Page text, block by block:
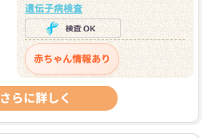
遺伝子病検査
赤ちゃん情報あり
さらに詳しく